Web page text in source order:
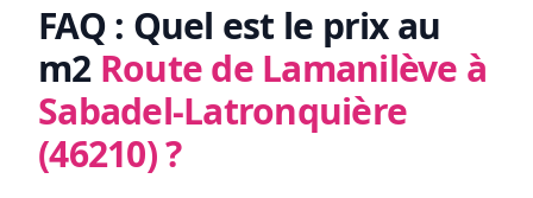
FAQ : Quel est le prix au
m2 Route de Lamanilève à
Sabadel-Latronquière
(46210)?